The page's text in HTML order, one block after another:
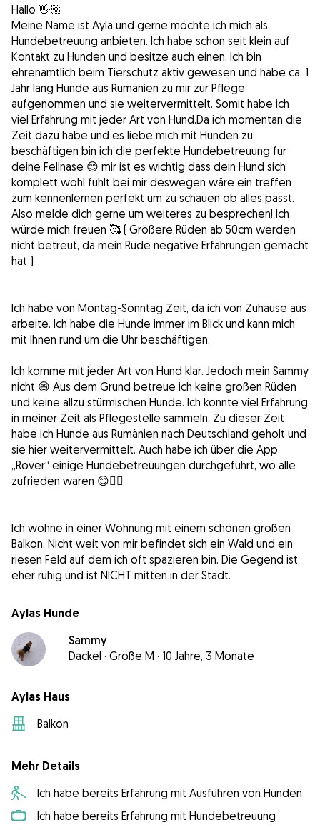
Hallo 👋🏼
Meine Name ist Ayla und gerne möchte ich mich als
Hundebetreuung anbieten. Ich habe schon seit klein auf
Kontakt zu Hunden und besitze auch einen. Ich bin
ehrenamtlich beim Tierschutz aktiv gewesen und habe ca. 1
Jahr lang Hunde aus Rumänien zu mir zur Pflege
aufgenommen und sie weitervermittelt. Somit habe ich
viel Erfahrung mit jeder Art von Hund.Da ich momentan die
Zeit dazu habe und es liebe mich mit Hunden zu
beschäftigen bin ich die perfekte Hundebetreuung für
deine Fellnase 😊 mir ist es wichtig dass dein Hund sich
komplett wohl fühlt bei mir deswegen wäre ein treffen
zum kennenlernen perfekt um zu schauen ob alles passt.
Also melde dich gerne um weiteres zu besprechen! Ich
würde mich freuen 🥰 ( Größere Rüden ab 50cm werden
nicht betreut, da mein Rüde negative Erfahrungen gemacht
hat )
Ich habe von Montag-Sonntag Zeit, da ich von Zuhause aus
arbeite. Ich habe die Hunde immer im Blick und kann mich
mit Ihnen rund um die Uhr beschäftigen.
Ich komme mit jeder Art von Hund klar. Jedoch mein Sammy
nicht 😄 Aus dem Grund betreue ich keine großen Rüden
und keine allzu stürmischen Hunde. Ich konnte viel Erfahrung
in meiner Zeit als Pflegestelle sammeln. Zu dieser Zeit
habe ich Hunde aus Rumänien nach Deutschland geholt und
sie hier weitervermittelt. Auch habe ich über die App
„Rover“ einige Hundebetreuungen durchgeführt, wo alle
zufrieden waren 😊👍🏼
Ich wohne in einer Wohnung mit einem schönen großen
Balkon. Nicht weit von mir befindet sich ein Wald und ein
riesen Feld auf dem ich oft spazieren bin. Die Gegend ist
eher ruhig und ist NICHT mitten in der Stadt.
Aylas Hunde
Sammy
Dackel · Größe M · 10 Jahre, 3 Monate
Aylas Haus
Balkon
Mehr Details
Ich habe bereits Erfahrung mit Ausführen von Hunden
Ich habe bereits Erfahrung mit Hundebetreuung